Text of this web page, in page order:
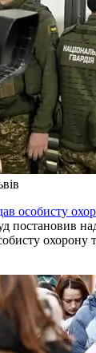
особисту
постановив
охорону